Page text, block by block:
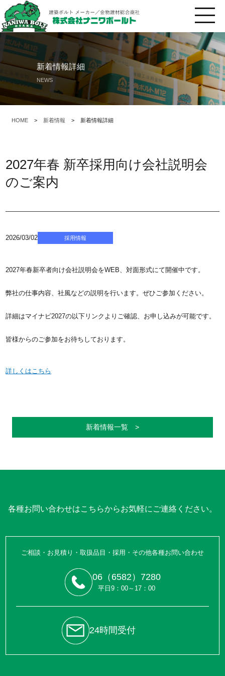
新着情報詳細
NEWS
HOME > 新着情報 > 新着情報詳細
2027年春 新卒採用向け会社説明会
のご案内
2026/03/02 採用情報
2027年春新卒者向け会社説明会をWEB、対面形式にて開催中です。
弊社の仕事内容、社風などの説明を行います。ぜひご参加ください。
詳細はマイナビ2027の以下リンクよりご確認、お申し込みが可能です。
皆様からのご参加をお待ちしております。
詳しくはこちら
新着情報一覧 >
各種お問い合わせはこちらからお気軽にご連絡ください。
ご相談・お見積り・取扱品目・採用・その他各種お問い合わせ
06（6582）7280
平日9：00～17：00
24時間受付